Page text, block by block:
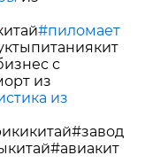
#пиломает
с
из
из